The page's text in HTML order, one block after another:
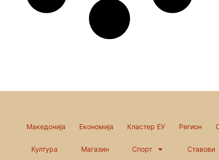
Македонија Економија Кластер ЕУ Регион
Култура Магазин Спорт Ставови